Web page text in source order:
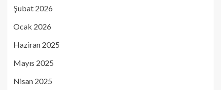
Şubat 2026
Ocak 2026
Haziran 2025
Mayıs 2025
Nisan 2025